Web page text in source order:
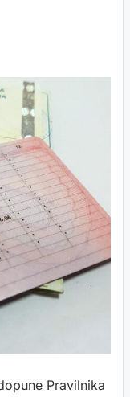
Pravilnika